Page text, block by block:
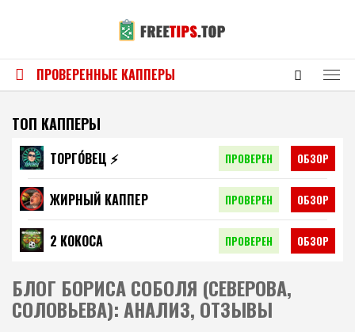
ПРОВЕРЕННЫЕ КАППЕРЫ
ТОП КАППЕРЫ
ТОРГО́ВЕЦ ⚡️ ПРОВЕРЕН ОБЗОР
ЖИРНЫЙ КАППЕР ПРОВЕРЕН ОБЗОР
2 КОКОСА ПРОВЕРЕН ОБЗОР
БЛОГ БОРИСА СОБОЛЯ (СЕВЕРОВА,
СОЛОВЬЕВА): АНАЛИЗ, ОТЗЫВЫ